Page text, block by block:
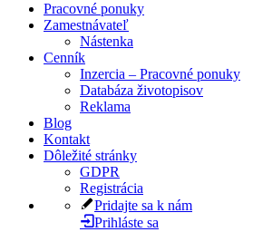
Pracovné ponuky
Zamestnávateľ
Nástenka
Cenník
Inzercia – Pracovné ponuky
Databáza životopisov
Reklama
Blog
Kontakt
Dôležité stránky
GDPR
Registrácia
Pridajte sa k nám
Prihláste sa